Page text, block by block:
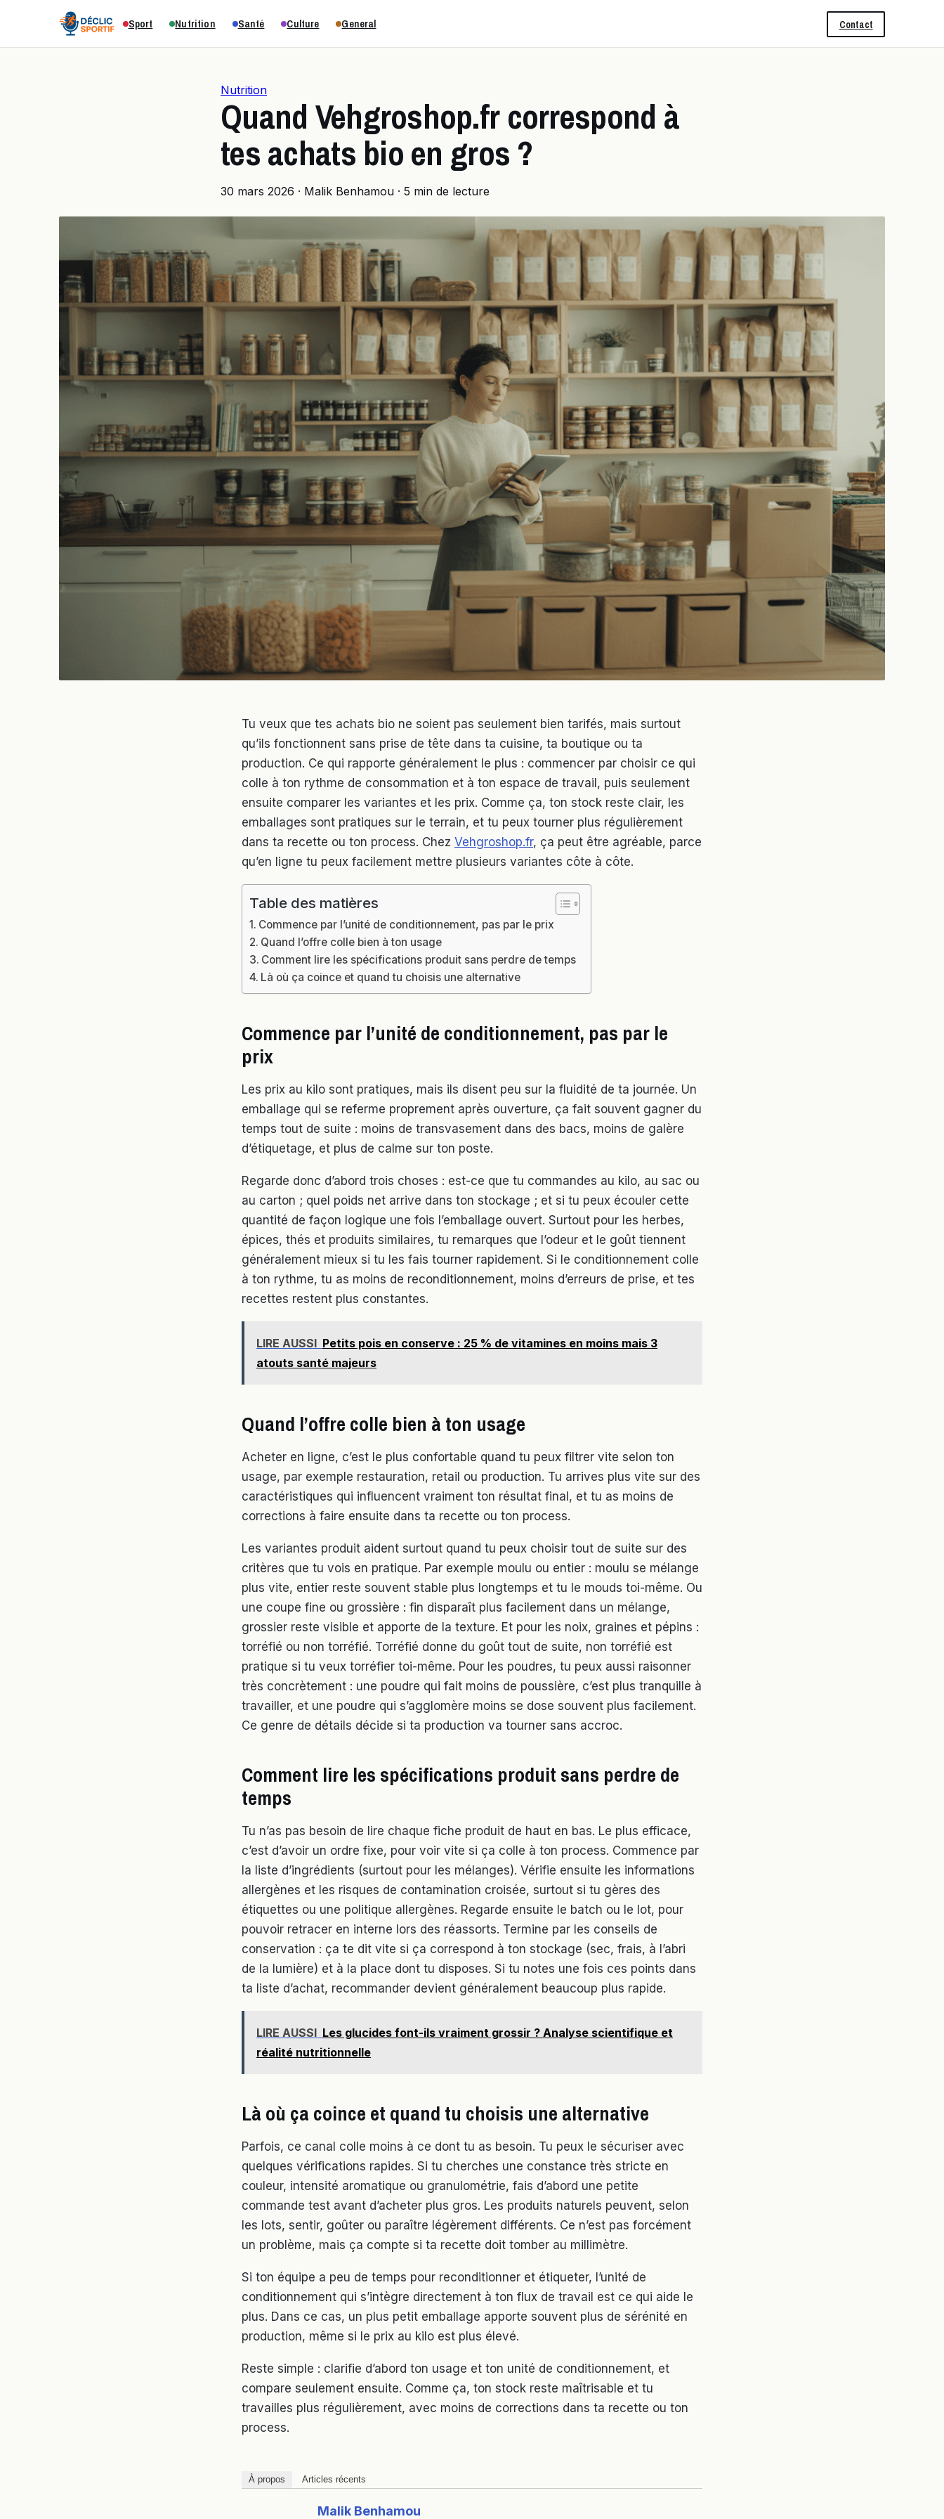
Sport Nutrition Santé Culture General Contact
Nutrition
Quand Vehgroshop.fr correspond à
tes achats bio en gros ?
30 mars 2026 · Malik Benhamou · 5 min de lecture
Tu veux que tes achats bio ne soient pas seulement bien tarifés, mais surtout
qu’ils fonctionnent sans prise de tête dans ta cuisine, ta boutique ou ta
production. Ce qui rapporte généralement le plus : commencer par choisir ce qui
colle à ton rythme de consommation et à ton espace de travail, puis seulement
ensuite comparer les variantes et les prix. Comme ça, ton stock reste clair, les
emballages sont pratiques sur le terrain, et tu peux tourner plus régulièrement
dans ta recette ou ton process. Chez Vehgroshop.fr, ça peut être agréable, parce
qu’en ligne tu peux facilement mettre plusieurs variantes côte à côte.
Table des matières
Commence par l’unité de conditionnement, pas par le prix
Quand l’offre colle bien à ton usage
Comment lire les spécifications produit sans perdre de temps
Là où ça coince et quand tu choisis une alternative
Commence par l’unité de conditionnement, pas par le
prix
Les prix au kilo sont pratiques, mais ils disent peu sur la fluidité de ta journée. Un
emballage qui se referme proprement après ouverture, ça fait souvent gagner du
temps tout de suite : moins de transvasement dans des bacs, moins de galère
d’étiquetage, et plus de calme sur ton poste.
Regarde donc d’abord trois choses : est-ce que tu commandes au kilo, au sac ou
au carton ; quel poids net arrive dans ton stockage ; et si tu peux écouler cette
quantité de façon logique une fois l’emballage ouvert. Surtout pour les herbes,
épices, thés et produits similaires, tu remarques que l’odeur et le goût tiennent
généralement mieux si tu les fais tourner rapidement. Si le conditionnement colle
à ton rythme, tu as moins de reconditionnement, moins d’erreurs de prise, et tes
recettes restent plus constantes.
LIRE AUSSI Petits pois en conserve : 25 % de vitamines en moins mais 3
atouts santé majeurs
Quand l’offre colle bien à ton usage
Acheter en ligne, c’est le plus confortable quand tu peux filtrer vite selon ton
usage, par exemple restauration, retail ou production. Tu arrives plus vite sur des
caractéristiques qui influencent vraiment ton résultat final, et tu as moins de
corrections à faire ensuite dans ta recette ou ton process.
Les variantes produit aident surtout quand tu peux choisir tout de suite sur des
critères que tu vois en pratique. Par exemple moulu ou entier : moulu se mélange
plus vite, entier reste souvent stable plus longtemps et tu le mouds toi-même. Ou
une coupe fine ou grossière : fin disparaît plus facilement dans un mélange,
grossier reste visible et apporte de la texture. Et pour les noix, graines et pépins :
torréfié ou non torréfié. Torréfié donne du goût tout de suite, non torréfié est
pratique si tu veux torréfier toi-même. Pour les poudres, tu peux aussi raisonner
très concrètement : une poudre qui fait moins de poussière, c’est plus tranquille à
travailler, et une poudre qui s’agglomère moins se dose souvent plus facilement.
Ce genre de détails décide si ta production va tourner sans accroc.
Comment lire les spécifications produit sans perdre de
temps
Tu n’as pas besoin de lire chaque fiche produit de haut en bas. Le plus efficace,
c’est d’avoir un ordre fixe, pour voir vite si ça colle à ton process. Commence par
la liste d’ingrédients (surtout pour les mélanges). Vérifie ensuite les informations
allergènes et les risques de contamination croisée, surtout si tu gères des
étiquettes ou une politique allergènes. Regarde ensuite le batch ou le lot, pour
pouvoir retracer en interne lors des réassorts. Termine par les conseils de
conservation : ça te dit vite si ça correspond à ton stockage (sec, frais, à l’abri
de la lumière) et à la place dont tu disposes. Si tu notes une fois ces points dans
ta liste d’achat, recommander devient généralement beaucoup plus rapide.
LIRE AUSSI Les glucides font-ils vraiment grossir ? Analyse scientifique et
réalité nutritionnelle
Là où ça coince et quand tu choisis une alternative
Parfois, ce canal colle moins à ce dont tu as besoin. Tu peux le sécuriser avec
quelques vérifications rapides. Si tu cherches une constance très stricte en
couleur, intensité aromatique ou granulométrie, fais d’abord une petite
commande test avant d’acheter plus gros. Les produits naturels peuvent, selon
les lots, sentir, goûter ou paraître légèrement différents. Ce n’est pas forcément
un problème, mais ça compte si ta recette doit tomber au millimètre.
Si ton équipe a peu de temps pour reconditionner et étiqueter, l’unité de
conditionnement qui s’intègre directement à ton flux de travail est ce qui aide le
plus. Dans ce cas, un plus petit emballage apporte souvent plus de sérénité en
production, même si le prix au kilo est plus élevé.
Reste simple : clarifie d’abord ton usage et ton unité de conditionnement, et
compare seulement ensuite. Comme ça, ton stock reste maîtrisable et tu
travailles plus régulièrement, avec moins de corrections dans ta recette ou ton
process.
À propos Articles récents
Malik Benhamou